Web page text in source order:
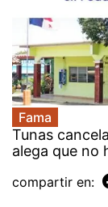
Fama
Tunas
alega que no
compartir en: